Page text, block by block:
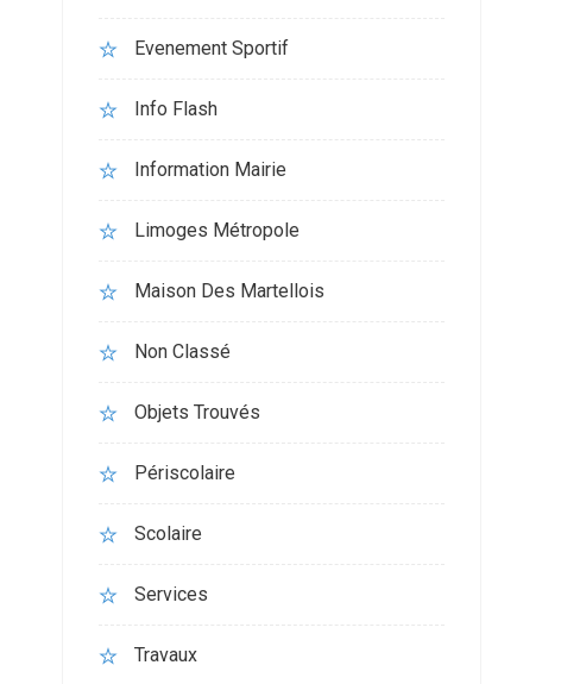
Evenement Sportif
Info Flash
Information Mairie
Limoges Métropole
Maison Des Martellois
Non Classé
Objets Trouvés
Périscolaire
Scolaire
Services
Travaux